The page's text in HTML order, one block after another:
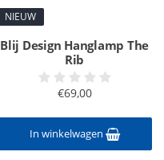
NIEUW
Blij Design Hanglamp The
Rib
€69,00
In winkelwagen